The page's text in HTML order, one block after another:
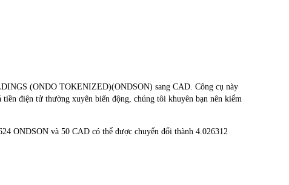
(ONDO TOKENIZED)(ONDSON) sang CAD. Công cụ này
điện tử thường xuyên biến động, chúng tôi khuyên bạn nên kiểm
ONDSON và 50 CAD có thể được chuyển đổi thành 4.026312